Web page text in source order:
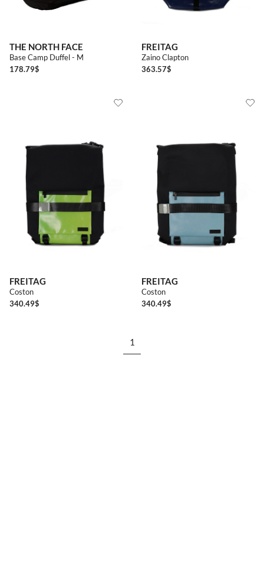
THE NORTH FACE
Base Camp Duffel - M
178.79$
FREITAG
Zaino Clapton
363.57$
FREITAG
Coston
340.49$
FREITAG
Coston
340.49$
1